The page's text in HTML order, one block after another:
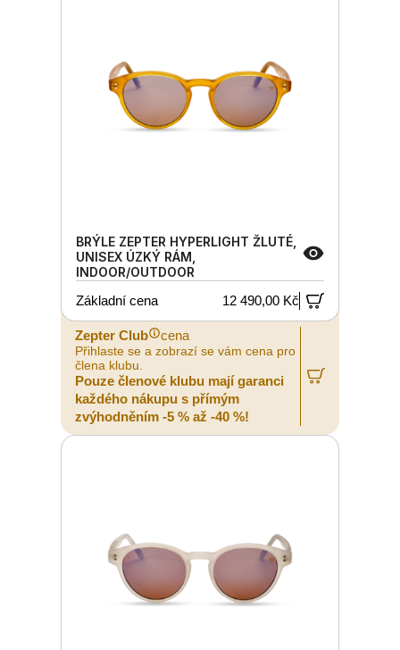
BRÝLE ZEPTER HYPERLIGHT ŽLUTÉ,
UNISEX ÚZKÝ RÁM,
INDOOR/OUTDOOR
Základní cena
12 490,00 Kč
Zepter Club cena
Přihlaste se a zobrazí se vám cena pro
člena klubu.
Pouze členové klubu mají garanci
každého nákupu s přímým
zvýhodněním -5 % až -40 %!